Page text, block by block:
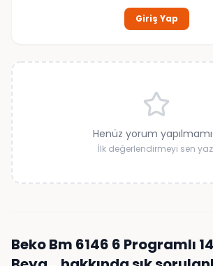
Giriş Yap
Henüz yorum
İlk değerlendirmeyi sen
Beko Bm 6146 6 Programlı